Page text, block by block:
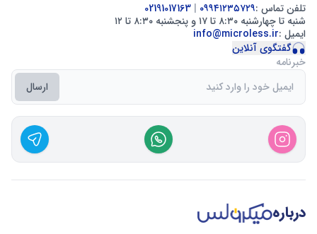
تلفن تماس :۰۹۹۴۱۲۳۵۷۲۹ |
شنبه تا چهارشنبه ۸:۳۰ تا ۱۷ و پنجشنبه ۸:۳۰ تا ۱۲
ایمیل :info@microless.ir
گفتگوی آنلاین
خبرنامه
ارسال
درباره